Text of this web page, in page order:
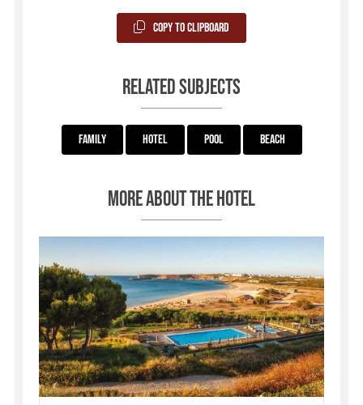
Copy to Clipboard
Related subjects
Family Hotel Pool Beach
More about the hotel